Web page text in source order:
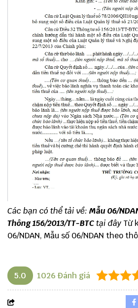
Các bạn có thể tải về: Mẫu 06/
Thông 156/2013/TT-BTCtại đây Từ
06/NDAN, Mẫu số 06/NDAN theo
5.0 1026 Đánh giá